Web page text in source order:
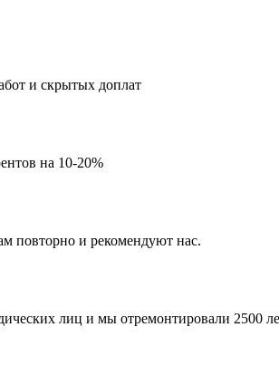
и скрытых доплат
на 10-20%
повторно и рекомендуют нас.
лиц и мы отремонтировали 2500